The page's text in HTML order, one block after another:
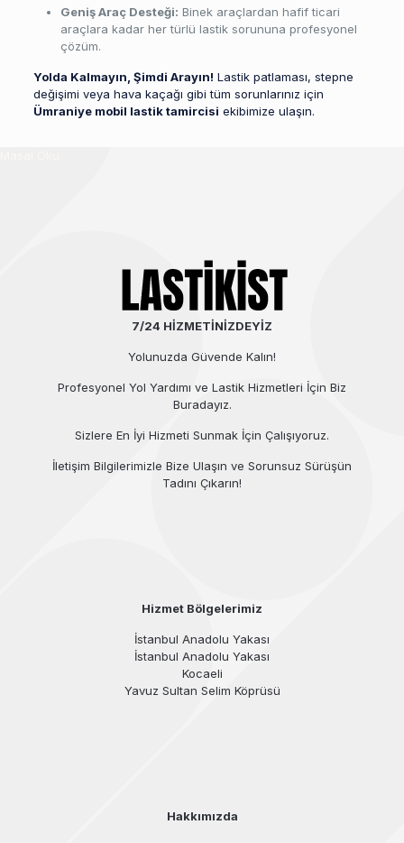
Geniş Araç Desteği: Binek araçlardan hafif ticari
araçlara kadar her türlü lastik sorununa profesyonel
çözüm.
Yolda Kalmayın, Şimdi Arayın! Lastik patlaması, stepne
değişimi veya hava kaçağı gibi tüm sorunlarınız için
Ümraniye mobil lastik tamircisi ekibimize ulaşın.
7/24 HİZMETİNİZDEYİZ
Yolunuzda Güvende Kalın!
Profesyonel Yol Yardımı ve Lastik Hizmetleri İçin Biz
Buradayız.
Sizlere En İyi Hizmeti Sunmak İçin Çalışıyoruz.
İletişim Bilgilerimizle Bize Ulaşın ve Sorunsuz Sürüşün
Tadını Çıkarın!
Hizmet Bölgelerimiz
İstanbul Anadolu Yakası
İstanbul Anadolu Yakası
Kocaeli
Yavuz Sultan Selim Köprüsü
Hakkımızda